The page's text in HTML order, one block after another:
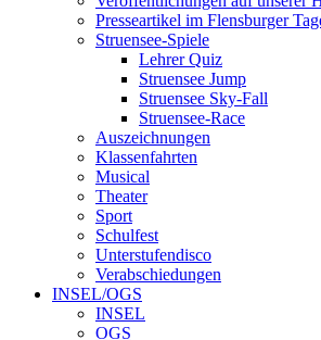
Presseartikel im Flensburger
Struensee-Spiele
Lehrer Quiz
Struensee Jump
Struensee Sky-Fall
Struensee-Race
Auszeichnungen
Klassenfahrten
Musical
Theater
Sport
Schulfest
Unterstufendisco
Verabschiedungen
INSEL/OGS
INSEL
OGS